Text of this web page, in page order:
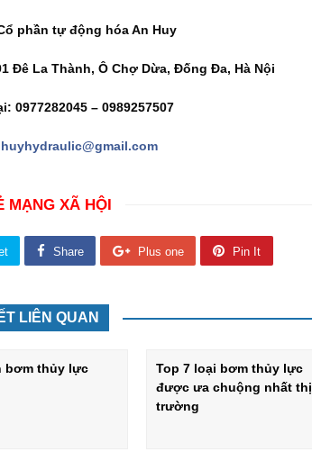
phần tự động hóa An Huy
Đê La Thành, Ô Chợ Dừa, Đống Đa, Hà Nội
0977282045 – 0989257507
MẠNG XÃ HỘI
Share Plus one Pin It
LIÊN QUAN
bơm thủy lực
Top 7 loại bơm thủy lực
được ưa chuộng nhất thị
trường